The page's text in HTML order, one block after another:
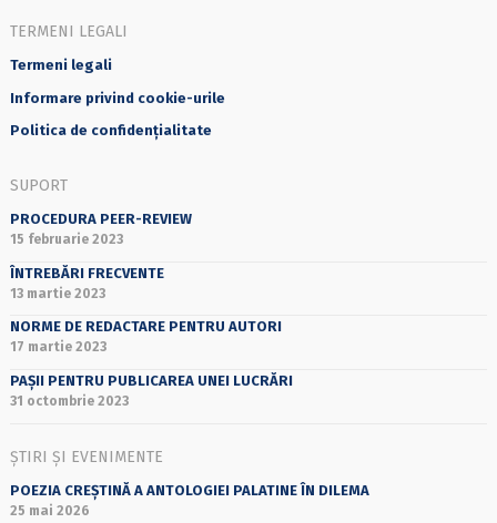
TERMENI LEGALI
Termeni legali
Informare privind cookie-urile
Politica de confidențialitate
SUPORT
PROCEDURA PEER-REVIEW
15 februarie 2023
ÎNTREBĂRI FRECVENTE
13 martie 2023
NORME DE REDACTARE PENTRU AUTORI
17 martie 2023
PAȘII PENTRU PUBLICAREA UNEI LUCRĂRI
31 octombrie 2023
ȘTIRI ȘI EVENIMENTE
POEZIA CREȘTINĂ A ANTOLOGIEI PALATINE ÎN DILEMA
25 mai 2026